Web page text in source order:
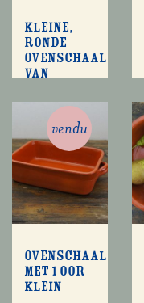
Kleine,
ronde
ovenschaal
van
Ovenschaal
met 1 oor
klein
vendu